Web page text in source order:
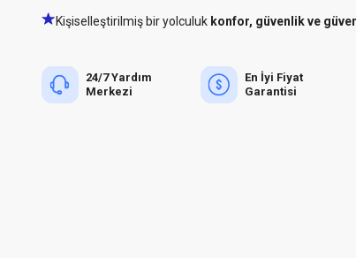
Kişiselleştirilmiş bir yolculuk konfor, güvenlik ve
24/7 Yardım
Merkezi
En İyi Fiyat
Garantisi